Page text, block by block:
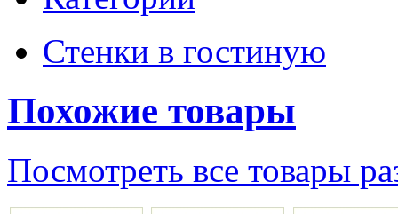
Стенки в гостиную
Похожие товары
Посмотреть все товары